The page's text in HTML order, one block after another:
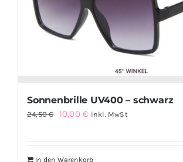
Sonnenbrille UV400 – schwarz
24,50€
Ursprünglicher
10,00€Aktueller
inkl. MwSt
In den Warenkorb